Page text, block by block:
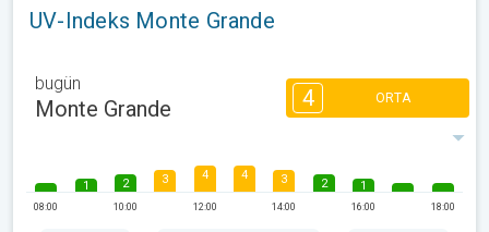
UV-Indeks Monte Grande
bugün
Monte Grande 4 ORTA
08:00
1 2
10:00
3 4
12:00
4 3
14:00
2 1
16:00 18:00